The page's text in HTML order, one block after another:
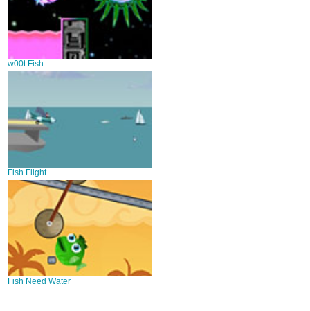
w00t Fish
Fish Flight
Fish Need Water